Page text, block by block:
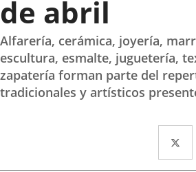
de abril
Alfarería, cerámica, joyería,
escultura, esmalte, juguetería,
zapatería forman parte del
tradicionales y artísticos
a